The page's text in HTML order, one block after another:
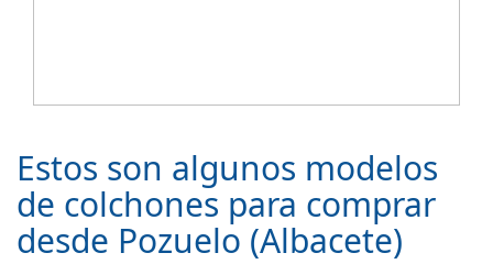
Estos son algunos modelos
de colchones para comprar
desde Pozuelo (Albacete)